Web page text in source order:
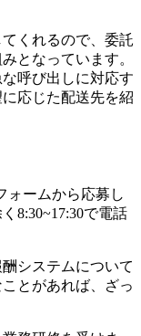
くれるので、委託
となっています。
呼び出しに対応す
応じた配送先を紹
ォームから応募し
8:30~17:30で電話
システムについて
とがあれば、ざっ